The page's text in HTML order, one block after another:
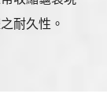
耐久性。